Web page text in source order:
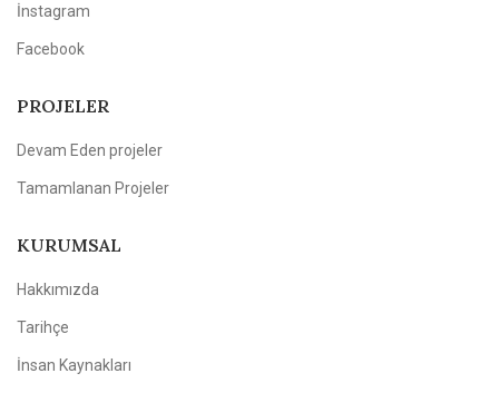
İnstagram
Facebook
PROJELER
Devam Eden projeler
Tamamlanan Projeler
KURUMSAL
Hakkımızda
Tarihçe
İnsan Kaynakları